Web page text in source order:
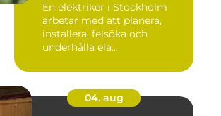
En elektriker i Stockholm
arbetar med att planera,
installera, felsöka och
underhålla ela...
04. aug